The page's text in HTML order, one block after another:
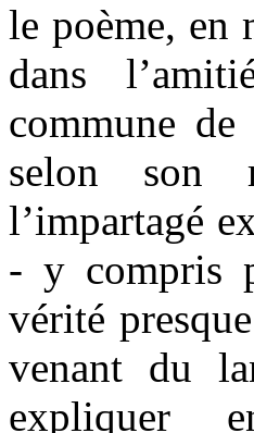
le poème, en
dans
commune
selon son
l’impartagé
- y compris
vérité
venant du
expliquer